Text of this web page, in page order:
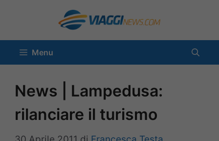
contenuto
Menu
News | Lampedusa:
rilanciare il turismo